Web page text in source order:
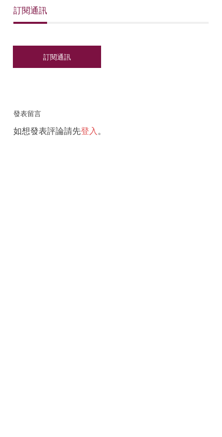
訂閱通訊
發表留言
如想發表評論請先登入 。